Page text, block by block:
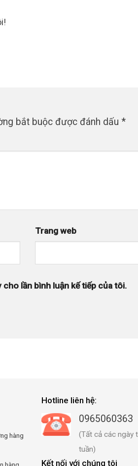
bắt buộc được đánh dấu *
Trang web
lần bình luận kế tiếp của tôi.
hàng
Hotline liên hệ:
0965060363
(Tất cả các ngày
tuần)
Kết nối với chúng tôi